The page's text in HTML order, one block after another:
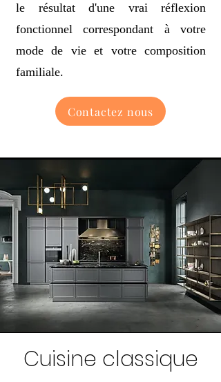
le résultat d'une vrai réflexion
fonctionnel correspondant à votre
mode de vie et votre composition
familiale.
Contactez nous
Cuisine classique